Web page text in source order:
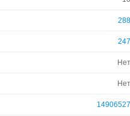
288
247
Нет
Нет
14906527